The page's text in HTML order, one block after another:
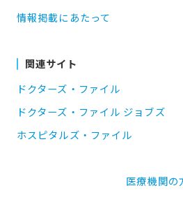
情報掲載にあたって
関連サイト
ドクターズ・ファイル
ドクターズ・ファイル ジョブズ
ホスピタルズ・ファイル
医療機関の